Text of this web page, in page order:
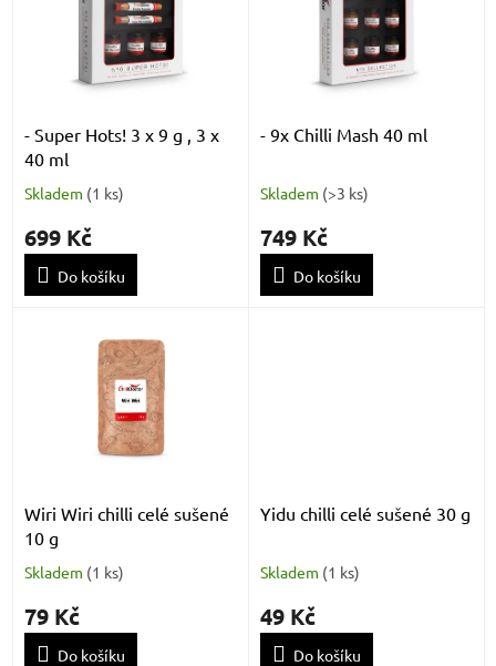
- Super Hots! 3 x 9 g , 3 x
40 ml
Skladem (1 ks)
699 Kč
Do košíku
- 9x Chilli Mash 40 ml
Skladem (>3 ks)
749 Kč
Do košíku
Wiri Wiri chilli celé sušené
10 g
Skladem (1 ks)
79 Kč
Do košíku
Yidu chilli celé sušené 30 g
Skladem (1 ks)
49 Kč
Do košíku